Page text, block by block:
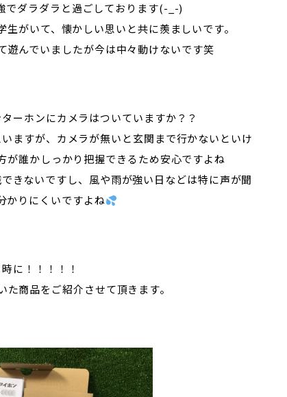
でダラダラと過ごしております(-_-)
がいて、懐かしい思いと共に羨ましいです。
遊んでいましたが今は中々動けないです笑
ーホンにカメラはついていますか？？
ますが、カメラが無いと玄関まで行かないといけ
が誰かしっかり把握できるため安心ですよね
きないですし、風や雨が強い日などは特に声が聞
かりにくいですよね
に！！！！！
商品をご紹介させて頂きます。